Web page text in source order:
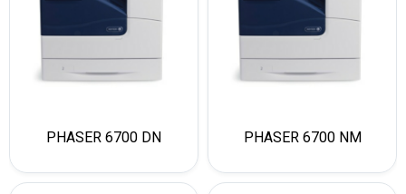
PHASER 6700 DN PHASER 6700 NM